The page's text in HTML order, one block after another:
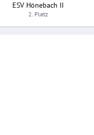
ESV Hönebach II
2. Platz